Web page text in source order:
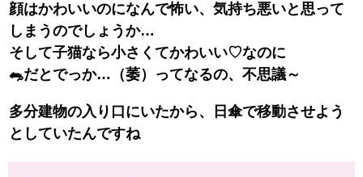
顔はかわいいのになんで怖い、気持ち悪いと思って
しまうのでしょうか…
そして子猫なら小さくてかわいい♡なのに
🐀だとでっか…（萎）ってなるの、不思議～
多分建物の入り口にいたから、日傘で移動させよう
としていたんですね